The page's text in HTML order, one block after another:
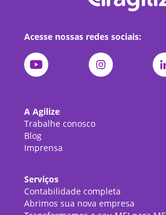
Acesse nossas redes sociais:
A Agilize
Trabalhe conosco
Blog
Imprensa
Serviços
Contabilidade completa
Abrimos sua nova empresa